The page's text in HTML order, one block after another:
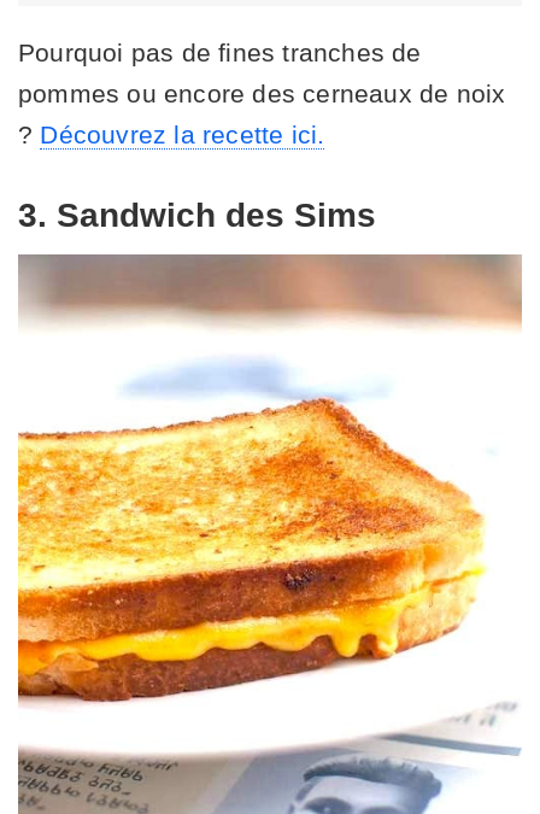
Pourquoi pas de fines tranches de
pommes ou encore des cerneaux de noix
? Découvrez la recette ici.
3. Sandwich des Sims